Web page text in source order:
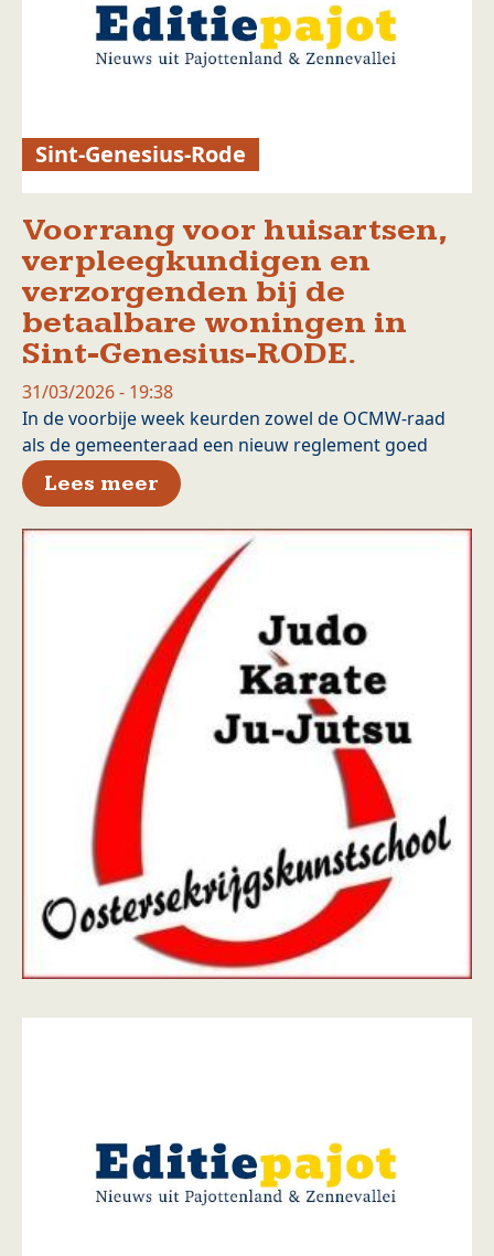
Sint-Genesius-Rode
Voorrang voor huisartsen,
verpleegkundigen en
verzorgenden bij de
betaalbare woningen in
Sint-Genesius-RODE.
31/03/2026 - 19:38
In de voorbije week keurden zowel de OCMW-raad
als de gemeenteraad een nieuw reglement goed
Lees meer over Voorrang voor